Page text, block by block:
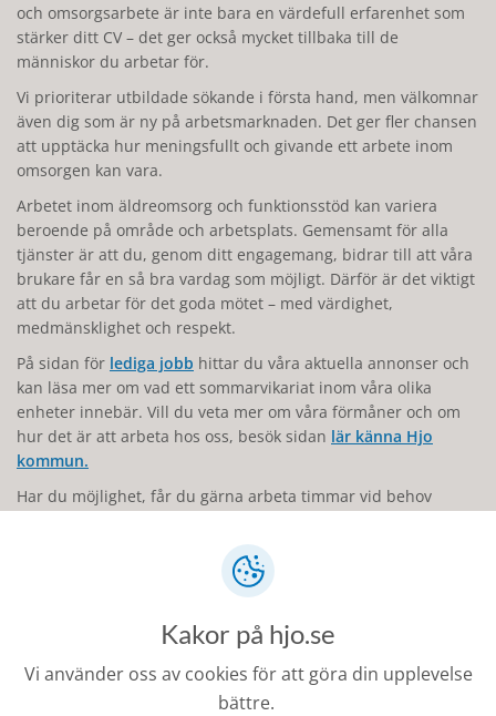
och omsorgsarbete är inte bara en värdefull erfarenhet som
stärker ditt CV – det ger också mycket tillbaka till de
människor du arbetar för.
Vi prioriterar utbildade sökande i första hand, men välkomnar
även dig som är ny på arbetsmarknaden. Det ger fler chansen
att upptäcka hur meningsfullt och givande ett arbete inom
omsorgen kan vara.
Arbetet inom äldreomsorg och funktionsstöd kan variera
beroende på område och arbetsplats. Gemensamt för alla
tjänster är att du, genom ditt engagemang, bidrar till att våra
brukare får en så bra vardag som möjligt. Därför är det viktigt
att du arbetar för det goda mötet – med värdighet,
medmänsklighet och respekt.
På sidan för lediga jobb hittar du våra aktuella annonser och
kan läsa mer om vad ett sommarvikariat inom våra olika
enheter innebär. Vill du veta mer om våra förmåner och om
hur det är att arbeta hos oss, besök sidan lär känna Hjo
kommun.
Har du möjlighet, får du gärna arbeta timmar vid behov
Är du nyfiken redan nu? Kontakta gärna vår
rekryteringspartner Helene Jonsson via
för att anmäla ditt intresse.
Senast ändrad:
Kakor på hjo.se
Vi använder oss av cookies för att göra din upplevelse
bättre.